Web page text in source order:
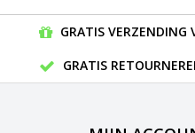
GRATIS VERZENDING
GRATIS